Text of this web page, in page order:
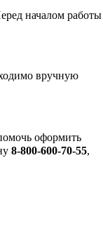
началом работы
вручную
оформить
8-800-600-70-55,